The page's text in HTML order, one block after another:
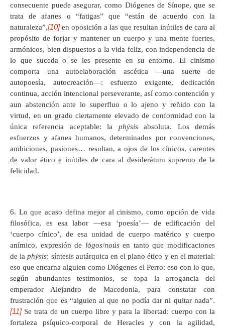
consecuente puede asegurar, como Diógenes de Sínope, que se
trata de afanes o “fatigas” que “están de acuerdo con la
naturaleza”,[10]en oposición a las que resultan inútiles de cara al
propósito de forjar y mantener un cuerpo y una mente fuertes,
armónicos, bien dispuestos a la vida feliz, con independencia de
lo que suceda o se les presente en su entorno. El cinismo
comporta una autoelaboración ascética —una suerte de
autopoesía, autocreación—: esfuerzo exigente, dedicación
continua, acción intencional perseverante, así como contención y
aun abstención ante lo superfluo o lo ajeno y reñido con la
virtud, en un grado ciertamente elevado de conformidad con la
única referencia aceptable: la phýsisabsoluta. Los demás
esfuerzos y afanes humanos, determinados por convenciones,
ambiciones, pasiones… resultan, a ojos de los cínicos, carentes
de valor ético e inútiles de cara al desiderátum supremo de la
felicidad.
6. Lo que acaso defina mejor al cinismo, como opción de vida
filosófica, es esa labor —esa ‘poesía’— de edificación del
‘cuerpo cínico’, de esa unidad de cuerpo matérico y cuerpo
anímico, expresión de lógos/noúsen tanto que modificaciones
de laphýsis: síntesis autárquica en el plano ético y en el material:
eso que encarna alguien como Diógenes el Perro: eso con lo que,
según abundantes testimonios, se topa la arrogancia del
emperador Alejandro de Macedonia, para constatar con
frustración que es “alguien al que no podía dar ni quitar nada”.
[11]Se trata de un cuerpo libre y para la libertad: cuerpo con la
fortaleza psíquico-corporal de Heracles y con la agilidad,